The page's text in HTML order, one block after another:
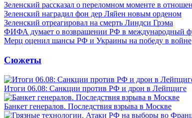
Зеленский рассказал о переломном моменте в
Зеленский наградил фон дер Ляйен новым орденом
Зеленский отреагировал на смерть Линдси Грэма
ФИФА думает о возвращении РФ в международный
Мерц оценил шансы РФ и Украины на победу в войне
Сюжеты
Итоги 06.08: Санкции против РФ и дрон в Лейпциге
Банкет генералов. Последствия взрыва в Москве